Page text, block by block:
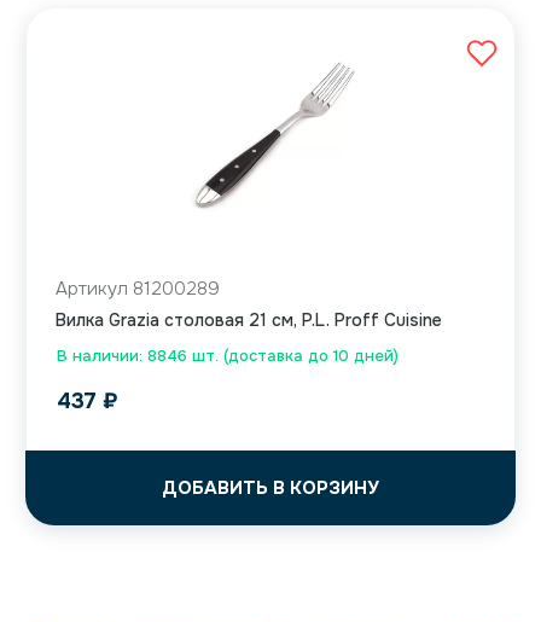
В наличии: 8846 шт. (доставка до 10 дней)
Артикул 81200289
Вилка Grazia столовая 21 см, P.L. Proff Cuisine
437 ₽
ДОБАВИТЬ В КОРЗИНУ